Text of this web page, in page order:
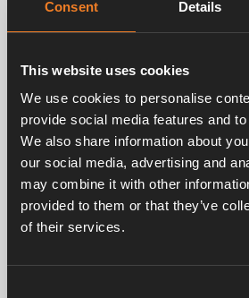
Consent Details
This website uses cookies
We use cookies to personalise
provide social media features and
We also share information about
our social media, advertising and
may combine it with other
provided to them or that they’ve
of their services.
Related products
Expansionsbehälter -